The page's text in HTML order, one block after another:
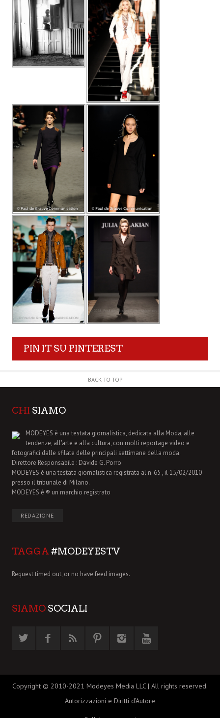
PIN IT SU PINTEREST
BACK TO TOP
CHI SIAMO
MODEYES è una testata giornalistica, dedicata alla Moda, alle
tendenze, all'arte e alla cultura, con molti reportage video e
fotografici dalle sfilate delle principali settimane della moda.
Direttore Responsabile : Davide G. Porro
MODEYES è una testata giornalistica registrata al n. 65 , il 15/02/2010
presso il tribunale di Milano.
MODEYES è ® un marchio registrato
REDAZIONE
TAGGA #MODEYESTV
Request timed out, or no have feed images.
SIAMO SOCIALI
Copyright © 2010-2021 Modeyes Media LLC | All rights reserved.
Autorizzazioni e Diritti d’Autore